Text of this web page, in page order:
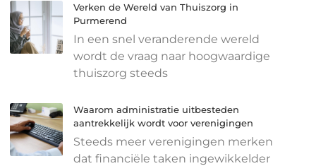
Verken de Wereld van Thuiszorg in
Purmerend
In een snel veranderende wereld
wordt de vraag naar hoogwaardige
thuiszorg steeds
Waarom administratie uitbesteden
aantrekkelijk wordt voor verenigingen
Steeds meer verenigingen merken
dat financiële taken ingewikkelder